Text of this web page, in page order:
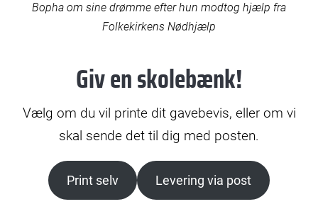
Bopha om sine drømme efter hun modtog hjælp fra
Folkekirkens Nødhjælp
Giv en skolebænk!
Vælg om du vil printe dit gavebevis, eller om vi
skal sende det til dig med posten.
Print selv Levering via post